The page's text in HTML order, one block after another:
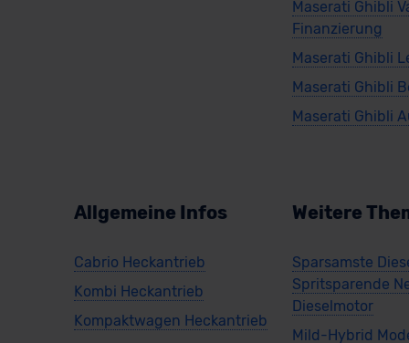
Maserati Ghibli
Finanzierung
Maserati Ghibli
Maserati Ghibli
Maserati Ghibli
Allgemeine Infos
Cabrio Heckantrieb
Kombi Heckantrieb
Kompaktwagen Heckantrieb
Weitere
Sparsamste
Spritsparende
Dieselmotor
Mild-Hybrid